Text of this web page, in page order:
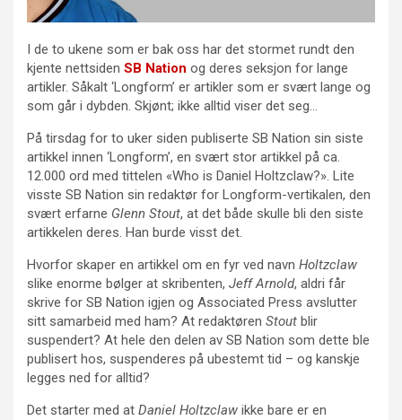
I de to ukene som er bak oss har det stormet rundt den
kjente nettsiden SB Nation og deres seksjon for lange
artikler. Såkalt ‘Longform’ er artikler som er svært lange og
som går i dybden. Skjønt; ikke alltid viser det seg…
På tirsdag for to uker siden publiserte SB Nation sin siste
artikkel innen ‘Longform’, en svært stor artikkel på ca.
12.000 ord med tittelen «Who is Daniel Holtzclaw?». Lite
visste SB Nation sin redaktør for Longform-vertikalen, den
svært erfarne Glenn Stout, at det både skulle bli den siste
artikkelen deres. Han burde visst det.
Hvorfor skaper en artikkel om en fyr ved navn Holtzclaw
slike enorme bølger at skribenten, Jeff Arnold, aldri får
skrive for SB Nation igjen og Associated Press avslutter
sitt samarbeid med ham? At redaktøren Stout blir
suspendert? At hele den delen av SB Nation som dette ble
publisert hos, suspenderes på ubestemt tid – og kanskje
legges ned for alltid?
Det starter med at Daniel Holtzclaw ikke bare er en